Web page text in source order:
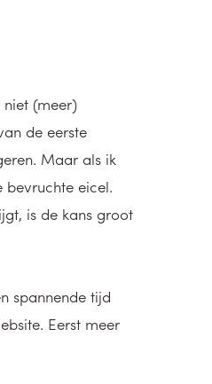
(meer)
de eerste
Maar als ik
bevruchte eicel.
is de kans groot
spannende tijd
Eerst meer